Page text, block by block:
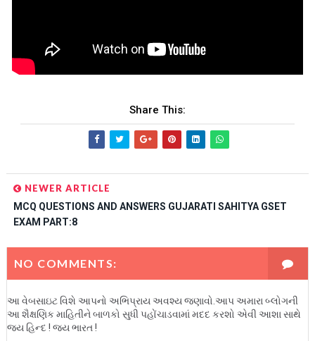
Share This:
NEWER ARTICLE
MCQ QUESTIONS AND ANSWERS GUJARATI SAHITYA GSET
EXAM PART:8
NO COMMENTS:
આ વેબસાઇટ વિશે આપનો અભિપ્રાય અવશ્ય જણાવો.આપ અમારા બ્લોગની
આ શૈક્ષણિક માહિતીને બાળકો સુધી પહોંચાડવામાં મદદ કરશો એવી આશા સાથે
જય હિન્દ ! જય ભારત !